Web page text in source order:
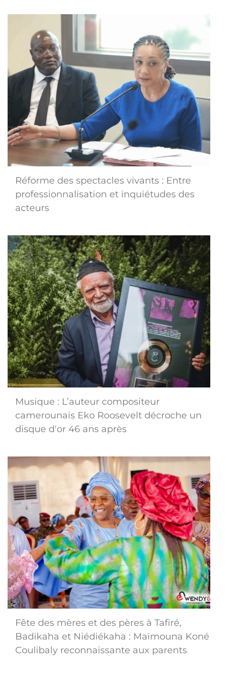
Réforme des spectacles vivants : Entre
professionnalisation et inquiétudes des
acteurs
Musique : L’auteur compositeur
camerounais Eko Roosevelt décroche un
disque d'or 46 ans après
Fête des mères et des pères à Tafiré,
Badikaha et Niédiékaha : Maïmouna Koné
Coulibaly reconnaissante aux parents